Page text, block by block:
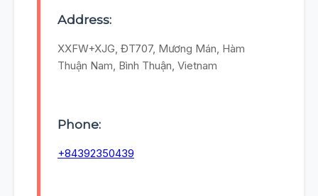
Address:
XXFW+XJG, ĐT707, Mương Mán, Hàm
Thuận Nam, Bình Thuận, Vietnam
Phone:
+84392350439